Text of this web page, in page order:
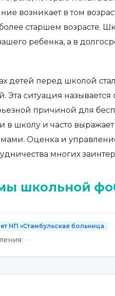
возникает в том
старшем возрасте.
ребенка, а в
детей перед школой
Эта ситуация
причиной для
в школу и часто
Оценка и
многих
школьной
общие симптомы могут
НП «Стамбульская больница
: